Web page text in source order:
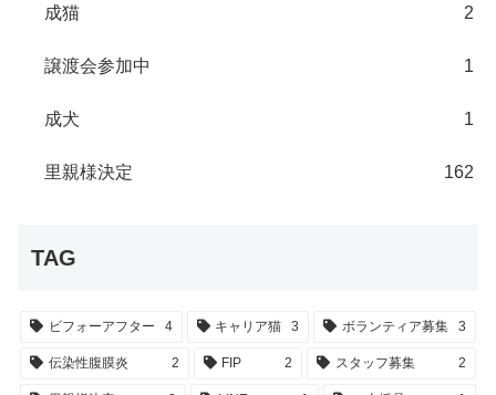
成猫 2
譲渡会参加中 1
成犬 1
里親様決定 162
TAG
ビフォーアフター 4 キャリア猫 3 ボランティア募集 3
伝染性腹膜炎 2 FIP 2 スタッフ募集 2